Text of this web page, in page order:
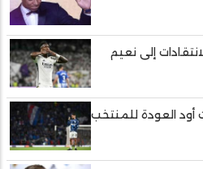
إلى نعيم
العودة للمنتخب